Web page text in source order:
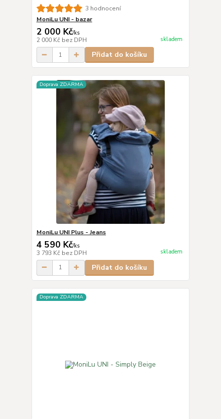
3 hodnocení
MoniLu UNI - bazar
2 000 Kč/ks
2 000 Kč bez DPH skladem
Přidat do košíku
Doprava ZDARMA
MoniLu UNI Plus - Jeans
4 590 Kč/ks
3 793 Kč bez DPH skladem
Přidat do košíku
Doprava ZDARMA